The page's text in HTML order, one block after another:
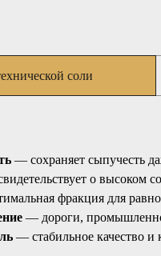
соли
— сохраняет сыпучесть
о высоком
фракция для
— дороги,
— стабильное качество и